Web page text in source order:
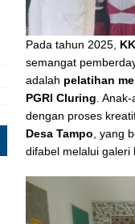
Pada tahun 2025,
semangat
adalah pelatihan
PGRI Cluring .
dengan proses
Desa Tampo , yang
difabel melalui galeri